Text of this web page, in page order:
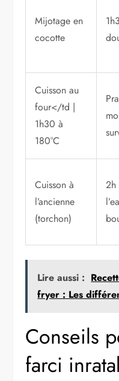
Mijotage en
cocotte
Cuisson au
four</td |
1h30 à
180°C
Cuisson à
l’ancienne
(torchon)
2h
Lire aussi :
fryer : Les
Conseils
farci